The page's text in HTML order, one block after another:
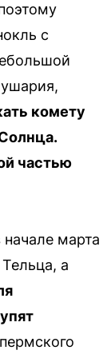
с
комету
частью
марта
а